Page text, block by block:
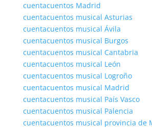
cuentacuentos Madrid
cuentacuentos musical Asturias
cuentacuentos musical Ávila
cuentacuentos musical Burgos
cuentacuentos musical Cantabria
cuentacuentos musical León
cuentacuentos musical Logroño
cuentacuentos musical Madrid
cuentacuentos musical País Vasco
cuentacuentos musical Palencia
cuentacuentos musical provincia de